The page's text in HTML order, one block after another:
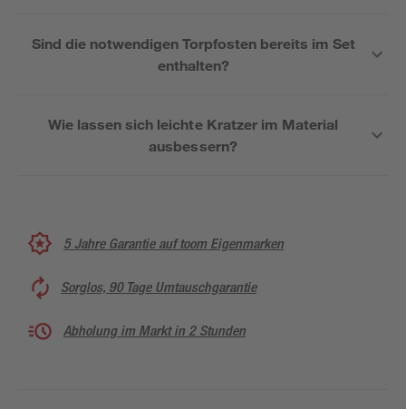
Sind die notwendigen Torpfosten bereits im Set
enthalten?
Wie lassen sich leichte Kratzer im Material
ausbessern?
5 Jahre Garantie auf toom Eigenmarken
Sorglos, 90 Tage Umtauschgarantie
Abholung im Markt in 2 Stunden